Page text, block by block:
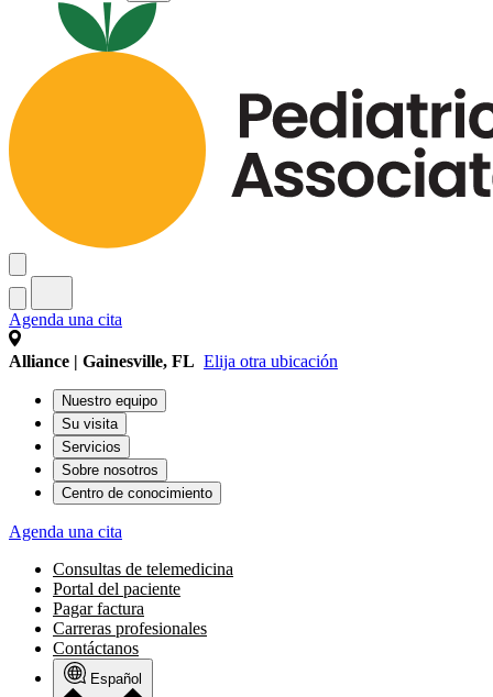
Agenda una cita
Alliance | Gainesville, FL Elija otra ubicación
Nuestro equipo
Su visita
Servicios
Sobre nosotros
Centro de conocimiento
Agenda una cita
Consultas de telemedicina
Portal del paciente
Pagar factura
Carreras profesionales
Contáctanos
Español